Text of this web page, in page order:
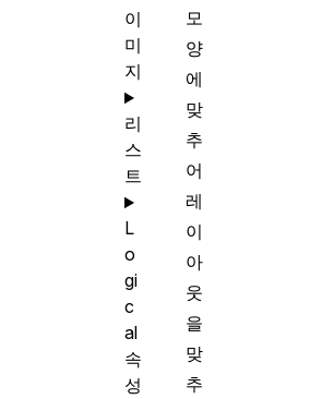
모
양
에
맞
추
어
레
이
아
웃
을
맞
추
이
미
지
리
스
트
L
o
gi
c
al
속
성